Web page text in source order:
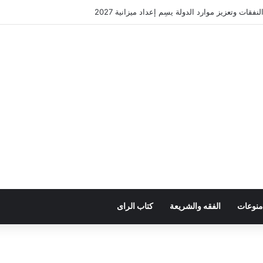
وتعزيز موارد الدولة يسِم إعداد ميزانية 2027
منوعات الفقه والشريعة كتاب الراى